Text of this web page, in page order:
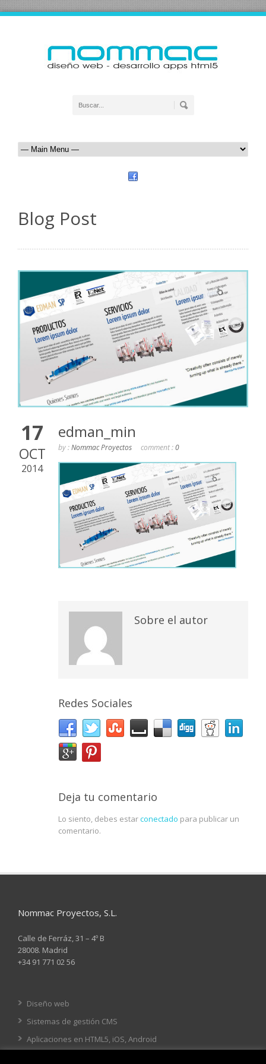
Blog Post
17
OCT
2014
edman_min
by :Nommac Proyectos comment :0
Sobre el autor
Redes Sociales
Deja tu comentario
Lo siento, debes estarconectado para publicar un
comentario.
Nommac Proyectos, S.L.
Calle de Ferráz, 31 – 4º B
28008. Madrid
+34 91 771 02 56
Diseño web
Sistemas de gestión CMS
Aplicaciones en HTML5, iOS, Android